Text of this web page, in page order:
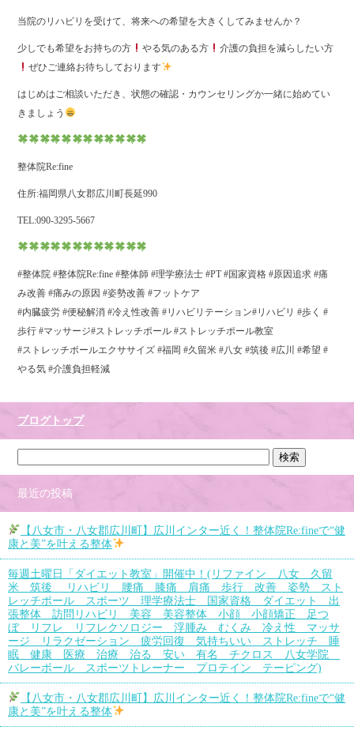
当院のリハビリを受けて、将来への希望を大きくしてみませんか？
少しでも希望をお持ちの方 やる気のある方
介護の負担を減らしたい方
ぜひご連絡お待ちしております
はじめはご相談いただき、状態の確認・カウンセリングか一緒に始めてい
きましょう
整体院Re:fine
住所:福岡県八女郡広川町長延990
TEL:090-3295-5667
#整体院 #整体院Re:fine #整体師 #理学療法士 #PT #国家資格 #原因追求 #痛
み改善 #痛みの原因 #姿勢改善 #フットケア
#内臓疲労 #便秘解消 #冷え性改善 #リハビリテーション#リハビリ #歩く #
歩行 #マッサージ#ストレッチポール #ストレッチポール教室
#ストレッチポールエクササイズ #福岡 #久留米 #八女 #筑後 #広川 #希望 #
やる気 #介護負担軽減
ブログトップ
最近の投稿
【八女市・八女郡広川町】広川インター近く！整体院Re:fineで“健
康と美”を叶える整体
毎週土曜日「ダイエット教室」開催中！(リファイン 八女 久留
米 筑後 リハビリ 腰痛 膝痛 肩痛 歩行 改善 姿勢 スト
レッチポール スポーツ 理学療法士 国家資格 ダイエット 出
張整体 訪問リハビリ 美容 美容整体 小顔 小顔矯正 足つ
ぼ リフレ リフレクソロジー 浮腫み むくみ 冷え性 マッサ
ージ リラクゼーション 疲労回復 気持ちいい ストレッチ 睡
眠 健康 医療 治療 治る 安い 有名 チクロス 八女学院
バレーボール スポーツトレーナー プロテイン テーピング)
【八女市・八女郡広川町】広川インター近く！整体院Re:fineで“健
康と美”を叶える整体